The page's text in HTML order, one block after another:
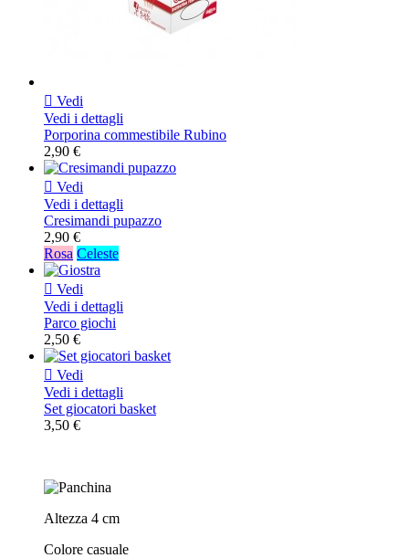
 Vedi
Vedi i dettagli
Porporina commestibile Rubino
2,90 €
 Vedi
Vedi i dettagli
Cresimandi pupazzo
2,90 €
Rosa Celeste
 Vedi
Vedi i dettagli
Parco giochi
2,50 €
 Vedi
Vedi i dettagli
Set giocatori basket
3,50 €
Altezza 4 cm
Colore casuale